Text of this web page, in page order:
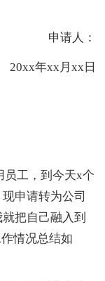
申请人：
年xx月xx日
工，到今天x个
申请转为公司
把自己融入到
情况总结如